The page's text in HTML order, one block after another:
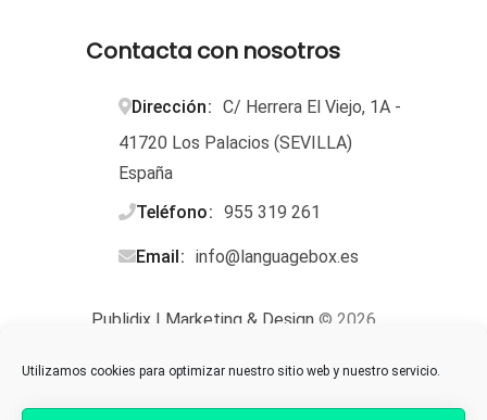
Utilizamos cookies para optimizar nuestro sitio web y nuestro servicio.
Contacta con nosotros
Dirección
C/ Herrera El Viejo, 1A -
41720 Los Palacios (SEVILLA)
España
Teléfono
955 319 261
Email info@languagebox.es
Publidix | Marketing & Design © 2026.